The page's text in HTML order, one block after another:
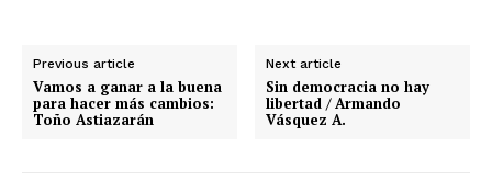
Previous article
Vamos a ganar a la buena
para hacer más cambios:
Toño Astiazarán
Next article
Sin democracia no hay
libertad / Armando
Vásquez A.